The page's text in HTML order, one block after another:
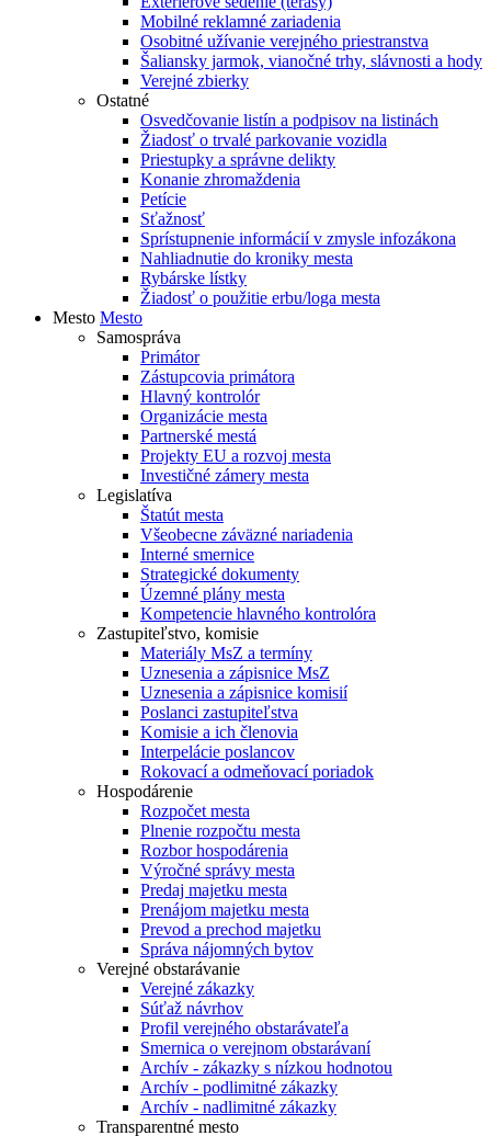
Mobilné reklamné zariadenia
Osobitné užívanie verejného priestranstva
Šaliansky jarmok, vianočné trhy, slávnosti a hody
Verejné zbierky
Ostatné
Osvedčovanie listín a podpisov na listinách
Žiadosť o trvalé parkovanie vozidla
Priestupky a správne delikty
Konanie zhromaždenia
Petície
Sťažnosť
Sprístupnenie informácií v zmysle infozákona
Nahliadnutie do kroniky mesta
Rybárske lístky
Žiadosť o použitie erbu/loga mesta
Mesto Mesto
Samospráva
Primátor
Zástupcovia primátora
Hlavný kontrolór
Organizácie mesta
Partnerské mestá
Projekty EU a rozvoj mesta
Investičné zámery mesta
Legislatíva
Štatút mesta
Všeobecne záväzné nariadenia
Interné smernice
Strategické dokumenty
Územné plány mesta
Kompetencie hlavného kontrolóra
Zastupiteľstvo, komisie
Materiály MsZ a termíny
Uznesenia a zápisnice MsZ
Uznesenia a zápisnice komisií
Poslanci zastupiteľstva
Komisie a ich členovia
Interpelácie poslancov
Rokovací a odmeňovací poriadok
Hospodárenie
Rozpočet mesta
Plnenie rozpočtu mesta
Rozbor hospodárenia
Výročné správy mesta
Predaj majetku mesta
Prenájom majetku mesta
Prevod a prechod majetku
Správa nájomných bytov
Verejné obstarávanie
Verejné zákazky
Súťaž návrhov
Profil verejného obstarávateľa
Smernica o verejnom obstarávaní
Archív - zákazky s nízkou hodnotou
Archív - podlimitné zákazky
Archív - nadlimitné zákazky
Transparentné mesto